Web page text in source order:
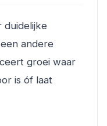
duidelijke
andere
groei waar
is óf laat